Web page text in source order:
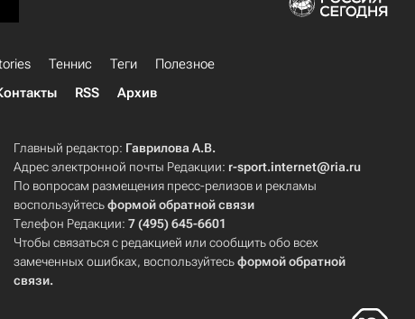
Теннис Теги
Полезное
RSS Архив
Главный редактор: Гаврилова А.В.
Адрес электронной почты Редакции: r-sport.internet@ria.ru
По вопросам размещения пресс-релизов и рекламы
воспользуйтесьформой обратной связи
Телефон Редакции:7 (495) 645-6601
Чтобы связаться с редакцией или сообщить обо всех
замеченных ошибках, воспользуйтесьформой обратной
связи.